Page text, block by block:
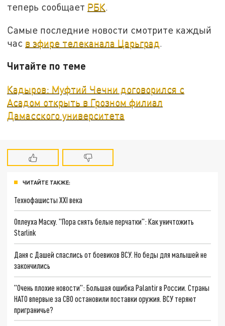
теперь сообщает РБК.
Самые последние новости смотрите каждый
час в эфире телеканала Царьград
Читайте по теме
Кадыров: Муфтий Чечни договорился с
Асадом открыть в Грозном филиал
Дамасского университета
ЧИТАЙТЕ ТАКЖЕ:
Технофашисты XXI века
Оплеуха Маску. "Пора снять белые перчатки": Как уничтожить
Starlink
Даня с Дашей спаслись от боевиков ВСУ. Но беды для малышей не
закончились
"Очень плохие новости": Большая ошибка Palantir в России. Страны
НАТО впервые за СВО остановили поставки оружия. ВСУ теряют
приграничье?